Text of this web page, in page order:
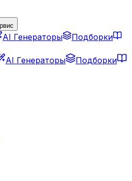
AI Генераторы
Подборки
AI Генераторы
Подборки